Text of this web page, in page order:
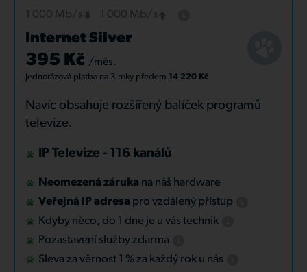
Internet Silver
395 Kč /měs.
Jednorázová platba na 3 roky předem 14 220 Kč
Navíc obsahuje rozšířený balíček programů
televize.
IP Televize - 116 kanálů
Neomezená záruka na náš hardware
Veřejná IP adresa pro vzdálený přístup
Kdyby něco, do 1 dne je u vás technik
Pozastavení služby zdarma
Sleva za věrnost 1 % za každý rok u nás